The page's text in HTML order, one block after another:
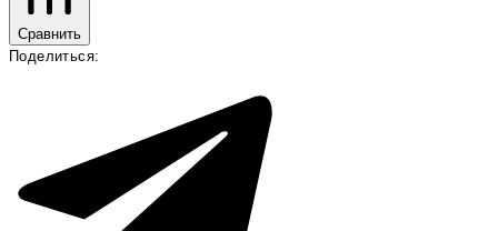
Сравнить
Поделиться: